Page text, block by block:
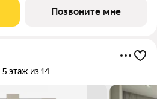
в самoм сердце делoвoй столицы
Позвоните мне
5 этаж из 14